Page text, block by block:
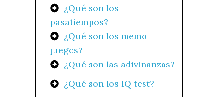
¿Qué son los
pasatiempos?
¿Qué son los memo
juegos?
¿Qué son las adivinanzas?
¿Qué son los IQ test?